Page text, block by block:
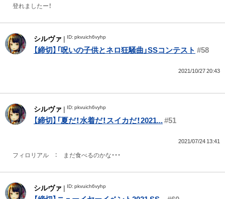
登れましたー！
シルヴァ | ID: pkvuich6vyhp
【締切】「呪いの子供とネロ狂騒曲」SSコンテスト #58
2021/10/27 20:43
シルヴァ | ID: pkvuich6vyhp
【締切】「夏だ！水着だ！スイカだ！2021...#51
2021/07/24 13:41
フィロリアル ： まだ食べるのかな・・・
シルヴァ | ID: pkvuich6vyhp